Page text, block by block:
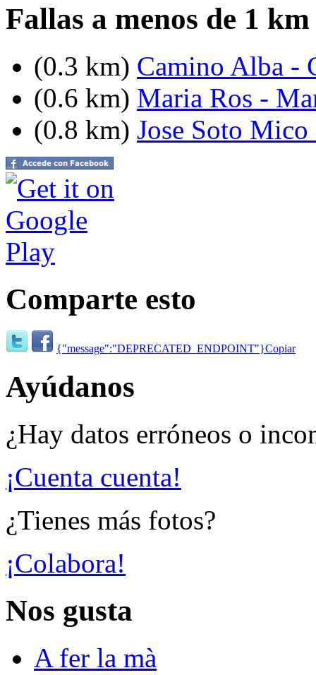
Fallas a menos de 1
(0.3 km) Camino Alba -
(0.6 km) Maria Ros -
(0.8 km) Jose Soto
Comparte esto
{"message":"DEPRECATED_ENDPOINT"}Copiar
Ayúdanos
¿Hay datos erróneos o
¡Cuenta cuenta!
¿Tienes más fotos?
¡Colabora!
Nos gusta
A fer la mà